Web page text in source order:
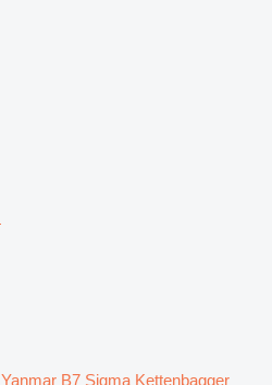
Yanmar B7 Sigma Kettenbagger